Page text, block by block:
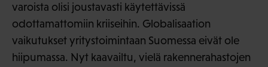
varoista olisi joustavasti käytettävissä
odottamattomiin kriiseihin. Globalisaation
vaikutukset yritystoimintaan Suomessa eivät ole
hiipumassa. Nyt kaavailtu, vielä rakennerahastojen